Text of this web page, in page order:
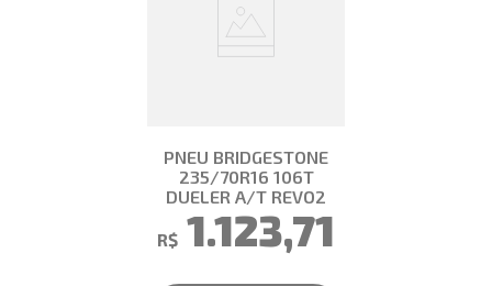
PNEU BRIDGESTONE
235/70R16 106T
DUELER A/T REVO2
R$ 1.123,71